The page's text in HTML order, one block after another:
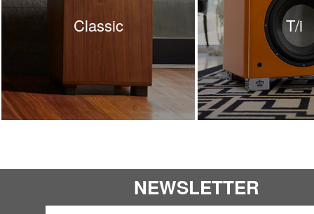
Classic T/i
NEWSLETTER